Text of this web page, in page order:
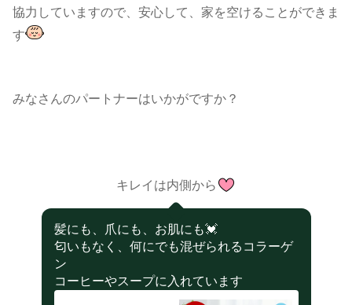
協力していますので、安心して、家を空けることができま
す
みなさんのパートナーはいかがですか？
キレイは内側から
髪にも、爪にも、お肌にも💓
匂いもなく、何にでも混ぜられるコラーゲ
ン
コーヒーやスープに入れています